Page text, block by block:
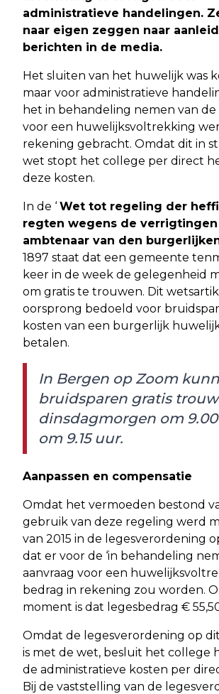
administratieve handelingen.
naar eigen zeggen naar
berichten in de media.
Het sluiten van het huwelijk was
maar voor administratieve
het in behandeling nemen van de
voor een huwelijksvoltrekking
rekening gebracht. Omdat dit in
wet stopt het college per direct
deze kosten.
In de ‘ Wet tot regeling der
regten wegens de verrigtingen
ambtenaar van den
1897 staat dat een gemeente
keer in de week de gelegenheid
om gratis te trouwen. Dit
oorsprong bedoeld voor
kosten van een burgerlijk
betalen.
In Bergen op Zoom
bruidsparen gratis
dinsdagmorgen om
om 9.15 uur.
Aanpassen en compensatie
Omdat het vermoeden bestond
gebruik van deze regeling werd
van 2015 in de legesverordening
dat er voor de ‘in behandeling
aanvraag voor een
bedrag in rekening zou worden.
moment is dat legesbedrag €
Omdat de legesverordening op
is met de wet, besluit het college
de administratieve kosten per
Bij de vaststelling van de